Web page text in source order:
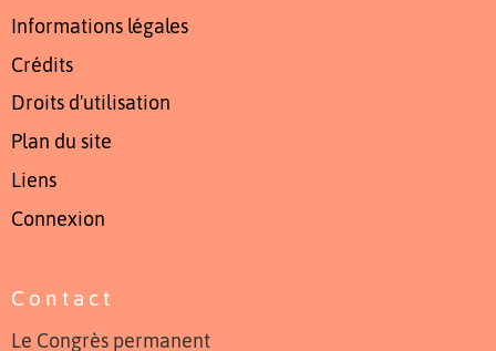
Informations légales
Crédits
Droits d'utilisation
Plan du site
Liens
Connexion
Contact
Le Congrès permanent